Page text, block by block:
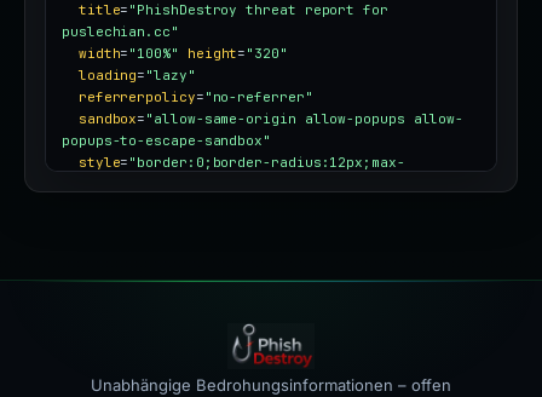
title= "PhishDestroy threat report for
puslechian.cc"
width= "100%" height= "320"
loading= "lazy"
referrerpolicy= "no-referrer"
sandbox= "allow-same-origin allow-popups allow-
popups-to-escape-sandbox"
style= "border:0;border-radius:12px;max-
Unabhängige Bedrohungsinformationen – offen